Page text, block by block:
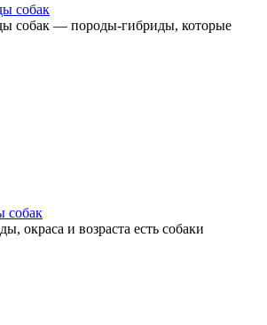
собак
собак — породы-гибриды, которые
собак
окраса и возраста есть собаки